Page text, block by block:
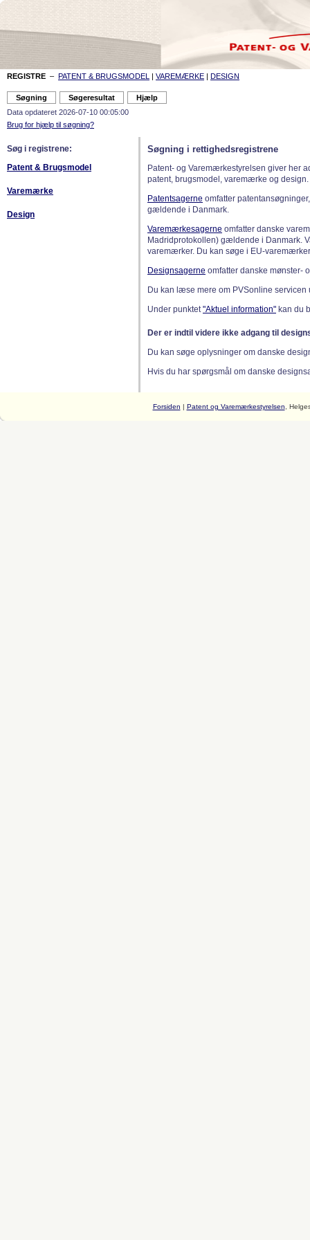
REGISTRE – PATENT & BRUGSMODEL | VAREMÆRKE | DESIGN
Data opdateret 2026-07-10 00:05:00
Brug for hjælp til søgning?
Søg i registrene:
Patent & Brugsmodel
Varemærke
Design
Søgning i rettighedsregistrene
Patent- og Varemærkestyrelsen giver her
patent, brugsmodel, varemærke og design.
Patentsagerne omfatter
gældende i Danmark.
Varemærkesagerne omfatter danske
Madridprotokollen) gældende i Danmark.
varemærker. Du kan søge i EU-
Designsagerne omfatter danske mønster-
Du kan læse mere om PVSonline
Under punktet"Aktuel information" kan du
Der er indtil videre ikke adgang til
Du kan søge oplysninger om danske
Hvis du har spørgsmål om danske
Forsiden | Patent og Varemærkestyrelsen ,